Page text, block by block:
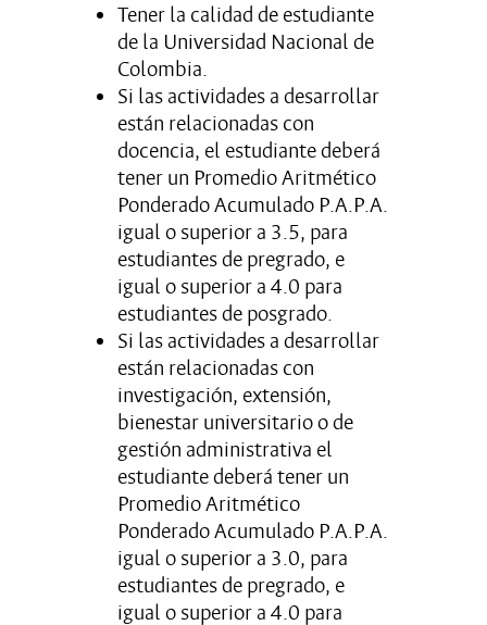
Tener la calidad de estudiante
de la Universidad Nacional de
Colombia.
Si las actividades a desarrollar
están relacionadas con
docencia, el estudiante deberá
tener un Promedio Aritmético
Ponderado Acumulado P.A.P.A.
igual o superior a 3.5, para
estudiantes de pregrado, e
igual o superior a 4.0 para
estudiantes de posgrado.
Si las actividades a desarrollar
están relacionadas con
investigación, extensión,
bienestar universitario o de
gestión administrativa el
estudiante deberá tener un
Promedio Aritmético
Ponderado Acumulado P.A.P.A.
igual o superior a 3.0, para
estudiantes de pregrado, e
igual o superior a 4.0 para